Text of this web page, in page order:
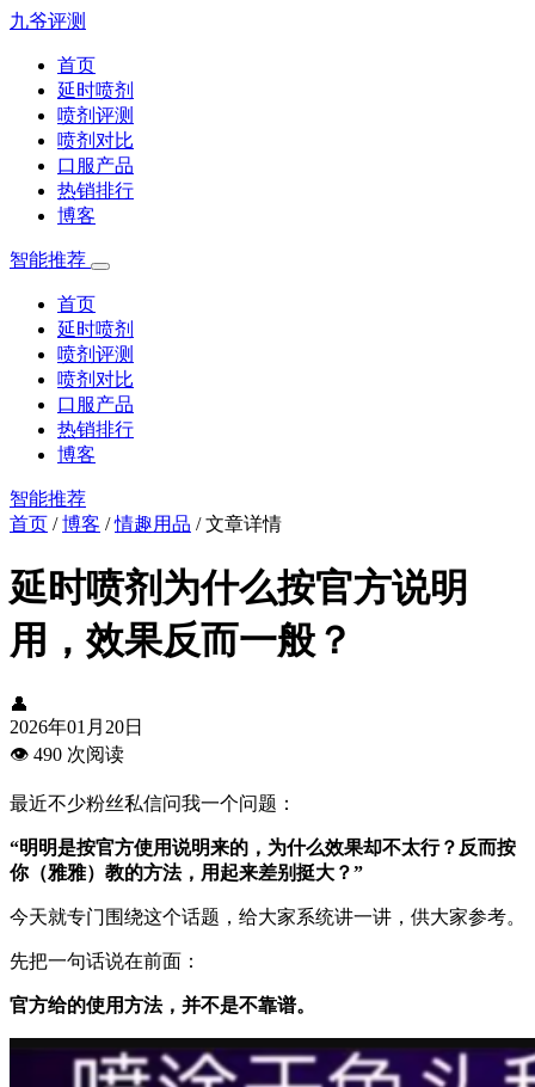
九爷评测
首页
延时喷剂
喷剂评测
喷剂对比
口服产品
热销排行
博客
智能推荐
首页
延时喷剂
喷剂评测
喷剂对比
口服产品
热销排行
博客
智能推荐
首页 /博客 /情趣用品 /文章详情
延时喷剂为什么按官方说明
用，效果反而一般？
👤
2026年01月20日
👁️ 490 次阅读
最近不少粉丝私信问我一个问题：
“明明是按官方使用说明来的，为什么效果却不太行？反而按
你（雅雅）教的方法，用起来差别挺大？”
今天就专门围绕这个话题，给大家系统讲一讲，供大家参考。
先把一句话说在前面：
官方给的使用方法，并不是不靠谱。